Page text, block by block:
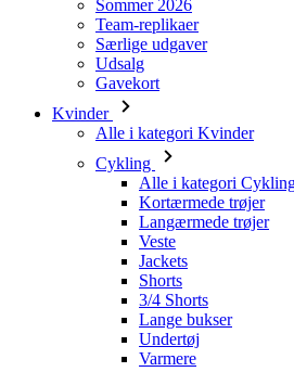
Kvinder
Alle i kategori Kvinder
Cykling
Alle i kategori Cykling
Langærmede trøjer
Veste
Jackets
Shorts
3/4 Shorts
Lange bukser
Undertøj
Varmere
Kasketter
Handsker
Strømper
Andet